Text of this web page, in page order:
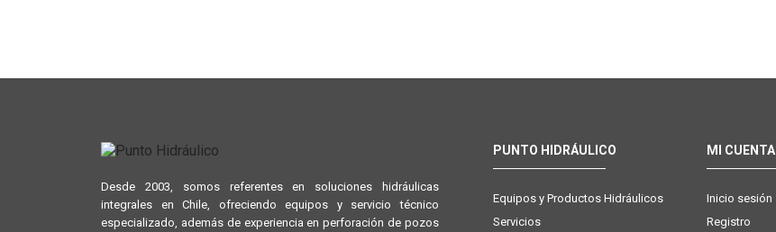
Desde 2003, somos referentes en soluciones hidráulicas
integrales en Chile, ofreciendo equipos y servicio técnico
especializado, además de experiencia en perforación de pozos
PUNTO HIDRÁULICO
Equipos y Productos Hidráulicos
Servicios
MI CUENTA
Inicio sesión
Registro